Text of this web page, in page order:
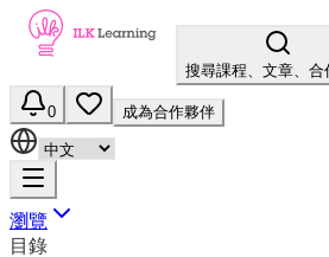
搜尋課程、文章、合
0 成為合作夥伴
瀏覽
目錄